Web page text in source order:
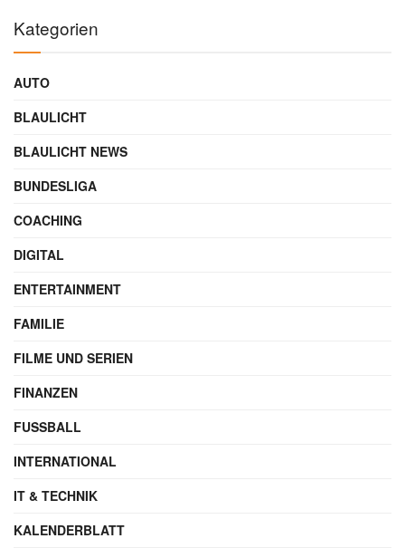
Kategorien
AUTO
BLAULICHT
BLAULICHT NEWS
BUNDESLIGA
COACHING
DIGITAL
ENTERTAINMENT
FAMILIE
FILME UND SERIEN
FINANZEN
FUSSBALL
INTERNATIONAL
IT & TECHNIK
KALENDERBLATT